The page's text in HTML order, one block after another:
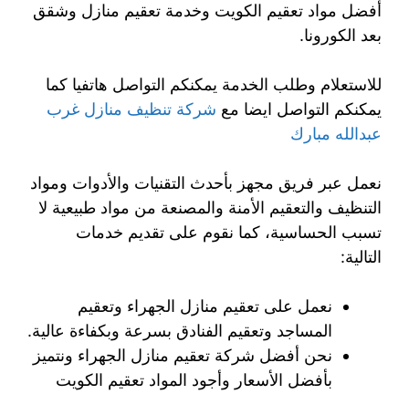
أفضل مواد تعقيم الكويت وخدمة تعقيم منازل وشقق
بعد الكورونا.
للاستعلام وطلب الخدمة يمكنكم التواصل هاتفيا كما
يمكنكم التواصل ايضا مع شركة تنظيف منازل غرب
عبدالله مبارك
نعمل عبر فريق مجهز بأحدث التقنيات والأدوات ومواد
التنظيف والتعقيم الأمنة والمصنعة من مواد طبيعية لا
تسبب الحساسية، كما نقوم على تقديم خدمات
التالية:
نعمل على تعقيم منازل الجهراء وتعقيم
المساجد وتعقيم الفنادق بسرعة وبكفاءة عالية.
نحن أفضل شركة تعقيم منازل الجهراء ونتميز
بأفضل الأسعار وأجود المواد تعقيم الكويت